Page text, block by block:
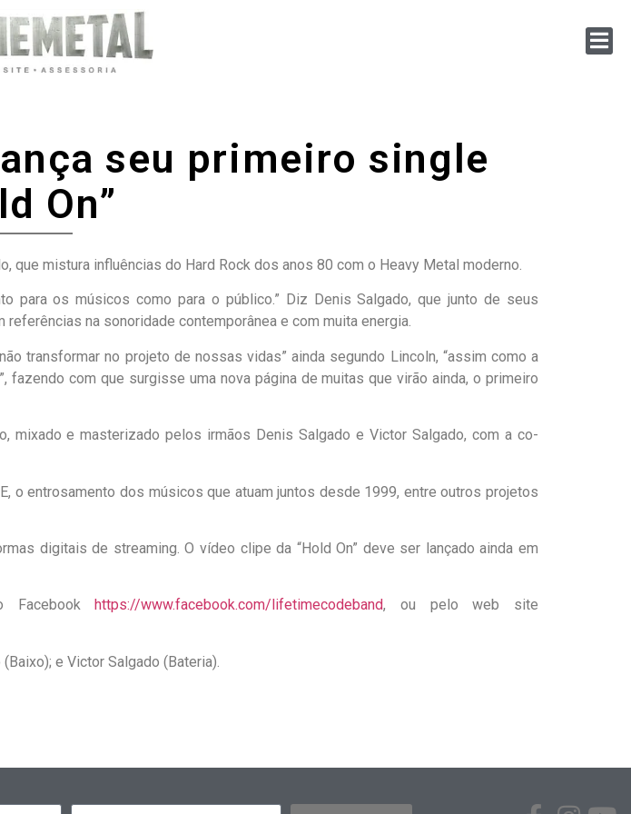
seu primeiro single
On”
que mistura influências do Hard Rock dos anos 80 com o Heavy Metal moderno.
para os músicos como para o público.” Diz Denis Salgado, que junto de seus
na sonoridade contemporânea e com muita energia.
transformar no projeto de nossas vidas” ainda segundo Lincoln, “assim como a
com que surgisse uma nova página de muitas que virão ainda, o primeiro
mixado e masterizado pelos irmãos Denis Salgado e Victor Salgado, com a co-
o entrosamento dos músicos que atuam juntos desde 1999, entre outros projetos
digitais de streaming. O vídeo clipe da “Hold On” deve ser lançado ainda em
Facebook https://www.facebook.com/lifetimecodeband, ou pelo web site
e Victor Salgado (Bateria).